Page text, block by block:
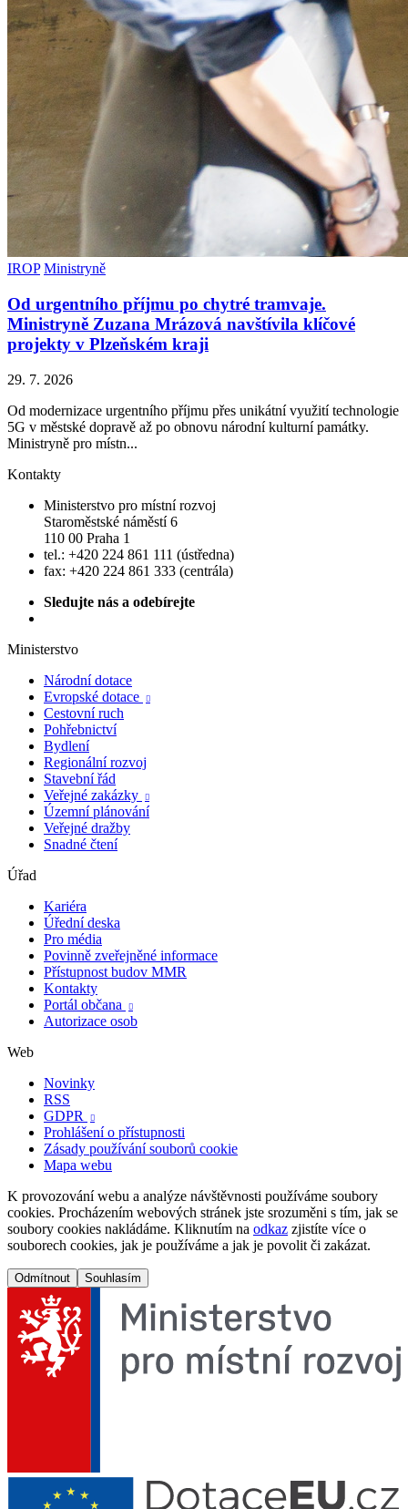
IROP Ministryně
Od urgentního příjmu po chytré tramvaje.
Ministryně Zuzana Mrázová navštívila klíčové
projekty v Plzeňském kraji
29. 7. 2026
Od modernizace urgentního příjmu přes unikátní využití technologie
5G v městské dopravě až po obnovu národní kulturní památky.
Ministryně pro místn...
Kontakty
Ministerstvo pro místní rozvoj
Staroměstské náměstí 6
110 00 Praha 1
tel.: +420 224 861 111 (ústředna)
fax: +420 224 861 333 (centrála)
Sledujte nás a odebírejte
Ministerstvo
Národní dotace
Evropské dotace

Cestovní ruch
Pohřebnictví
Bydlení
Regionální rozvoj
Stavební řád
Veřejné zakázky

Územní plánování
Veřejné dražby
Snadné čtení
Úřad
Kariéra
Úřední deska
Pro média
Povinně zveřejněné informace
Přístupnost budov MMR
Kontakty
Portál občana

Autorizace osob
Web
Novinky
RSS
GDPR

Prohlášení o přístupnosti
Zásady používání souborů cookie
Mapa webu
K provozování webu a analýze návštěvnosti používáme soubory
cookies. Procházením webových stránek jste srozuměni s tím, jak se
soubory cookies nakládáme. Kliknutím na odkaz zjistíte více o
souborech cookies, jak je používáme a jak je povolit či zakázat.
Odmítnout Souhlasím